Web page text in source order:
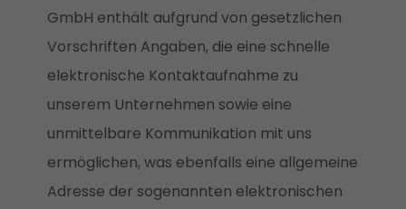
GmbH enthält aufgrund von gesetzlichen
Vorschriften Angaben, die eine schnelle
elektronische Kontaktaufnahme zu
unserem Unternehmen sowie eine
unmittelbare Kommunikation mit uns
ermöglichen, was ebenfalls eine allgemeine
Adresse der sogenannten elektronischen